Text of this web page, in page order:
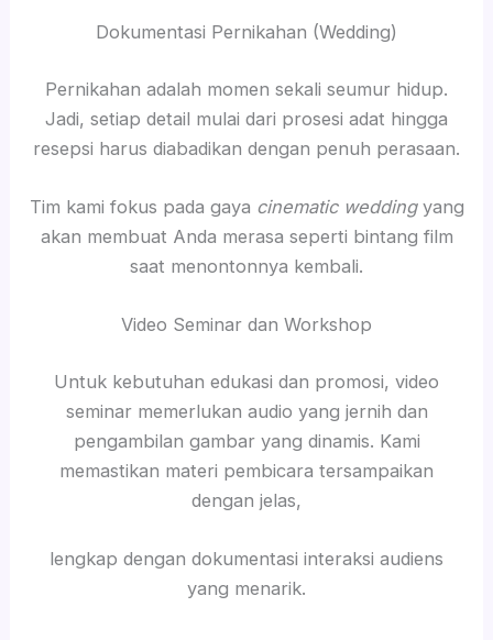
Dokumentasi Pernikahan (Wedding)
Pernikahan adalah momen sekali seumur hidup.
Jadi, setiap detail mulai dari prosesi adat hingga
resepsi harus diabadikan dengan penuh perasaan.
Tim kami fokus pada gaya cinematic weddingyang
akan membuat Anda merasa seperti bintang film
saat menontonnya kembali.
Video Seminar dan Workshop
Untuk kebutuhan edukasi dan promosi, video
seminar memerlukan audio yang jernih dan
pengambilan gambar yang dinamis. Kami
memastikan materi pembicara tersampaikan
dengan jelas,
lengkap dengan dokumentasi interaksi audiens
yang menarik.